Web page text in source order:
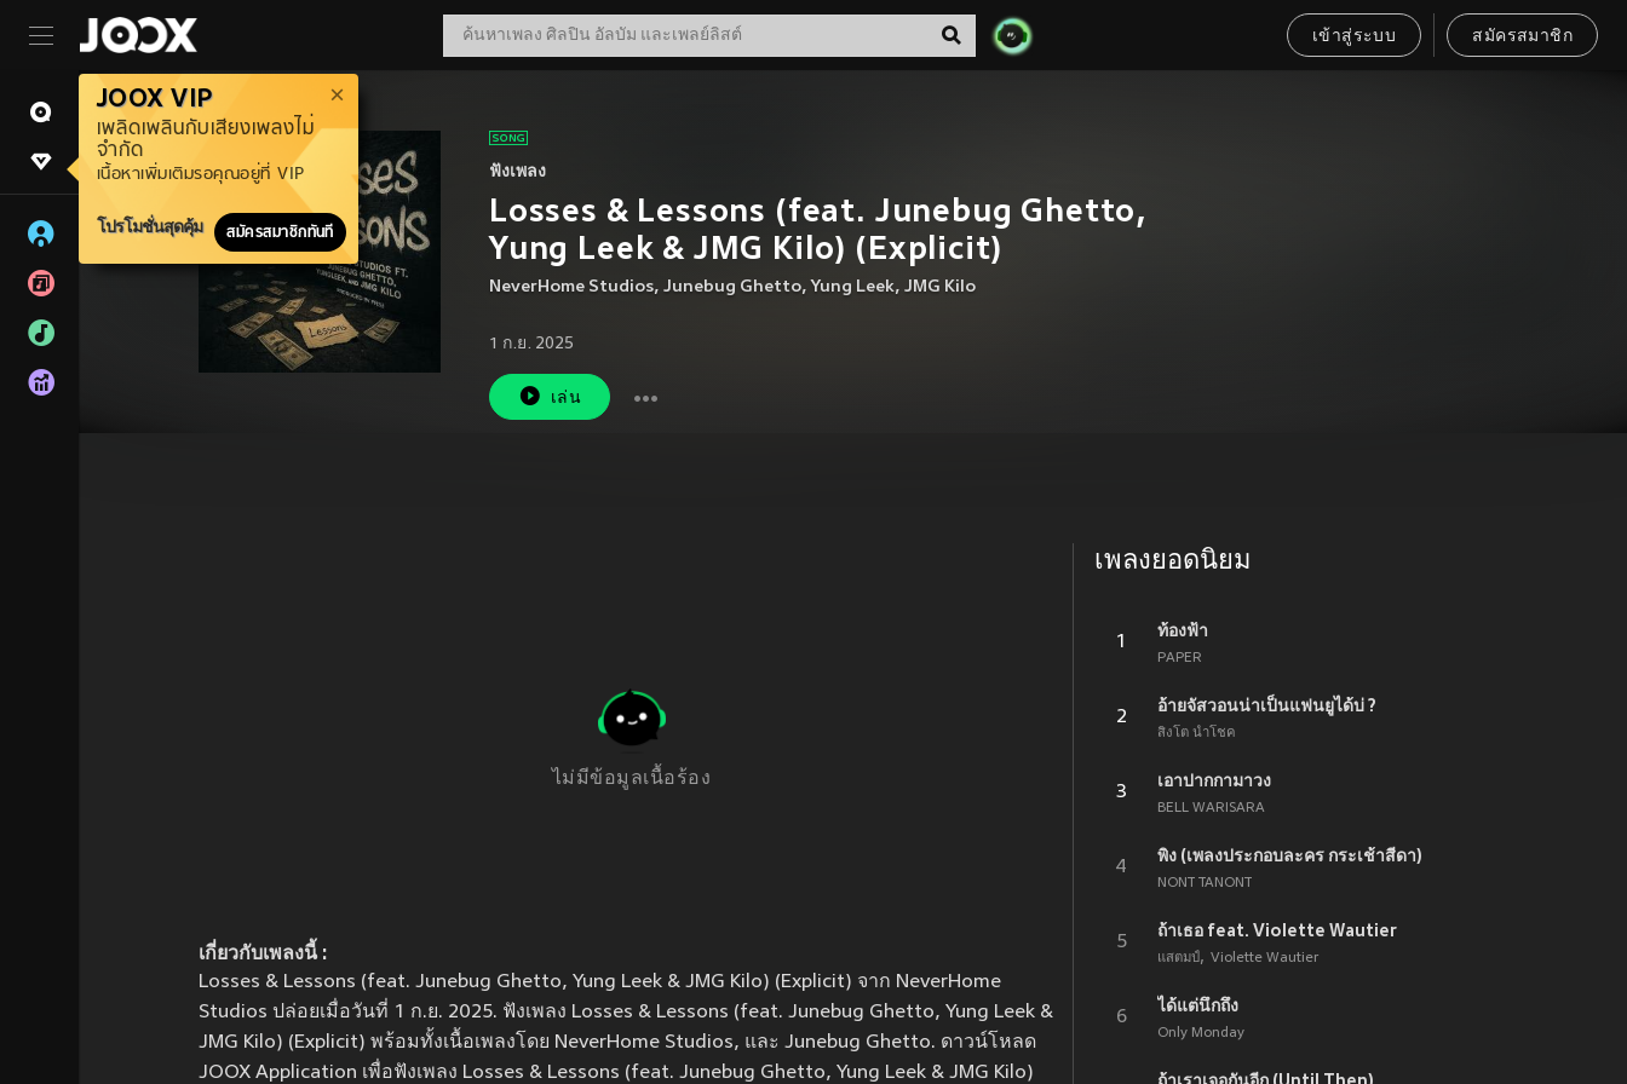
เข้าสู่ระบบ สมัครสมาชิก
JOOX VIP
เพลิดเพลินกับเสียงเพลงไม่
จำกัด
เนื้อหาเพิ่มเติมรอคุณอยู่ที่ VIP
โปรโมชั่นสุดคุ้ม สมัครสมาชิกทันที
ฟังเพลง
Losses & Lessons (feat. Junebug Ghetto,
Yung Leek & JMG Kilo) (Explicit)
NeverHome Studios, Junebug Ghetto, Yung Leek, JMG Kilo
1 ก.ย. 2025
เล่น
ไม่มีข้อมูลเนื้อร้อง
เกี่ยวกับเพลงนี้ :
Losses & Lessons (feat. Junebug Ghetto, Yung Leek & JMG Kilo) (Explicit) จาก NeverHome
Studios ปล่อยเมื่อวันที่ 1 ก.ย. 2025. ฟังเพลง Losses & Lessons (feat. Junebug Ghetto, Yung Leek &
JMG Kilo) (Explicit) พร้อมทั้งเนื้อเพลงโดย NeverHome Studios, และ Junebug Ghetto. ดาวน์โหลด
JOOX Application เพื่อฟังเพลง Losses & Lessons (feat. Junebug Ghetto, Yung Leek & JMG Kilo)
เพลงยอดนิยม
1
ท้องฟ้า
PAPER
2
อ้ายจัสวอนน่าเป็นแฟนยูได้บ่ ?
สิงโต นำโชค
3
เอาปากกามาวง
BELL WARISARA
4
พิง (เพลงประกอบละคร กระเช้าสีดา)
NONT TANONT
5
ถ้าเธอ feat. Violette Wautier
แสตมป์ Violette Wautier
6
ได้แต่นึกถึง
Only Monday